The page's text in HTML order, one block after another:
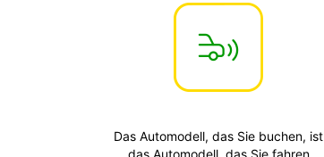
Das Automodell, das Sie buchen, ist
das Automodell, das Sie fahren